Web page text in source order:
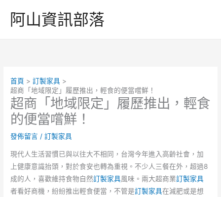
阿山資訊部落
首頁
訂製家具
超商「地域限定」履歷推出，輕食的便當嚐鮮！
超商「地域限定」履歷推出，輕食
的便當嚐鮮！
發佈留言 /訂製家具
現代人生活習慣已與以往大不相同，台灣今年進入高齡社會，加
上健康意識抬頭，對於食安也轉為重視。不少人三餐在外，超過8
成的人，喜歡維持食物自然訂製家具風味。兩大超商業訂製家具
者看好商機，紛紛推出輕食便當，不管是訂製家具在減肥或是想